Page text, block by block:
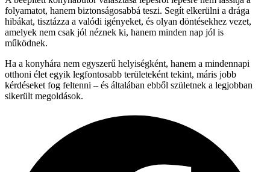
folyamatot, hanem biztonságosabbá teszi. Segít elkerülni a drága
hibákat, tisztázza a valódi igényeket, és olyan döntésekhez vezet,
amelyek nem csak jól néznek ki, hanem minden nap jól is
működnek.
Ha a konyhára nem egyszerű helyiségként, hanem a mindennapi
otthoni élet egyik legfontosabb területeként tekint, máris jobb
kérdéseket fog feltenni – és általában ebből születnek a legjobban
sikerült megoldások.